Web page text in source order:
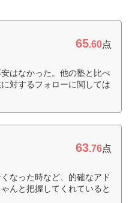
65.60点
はなかった。他の塾と比べ
対するフォローに関しては
63.76点
なった時など、的確なアド
んと把握してくれていると